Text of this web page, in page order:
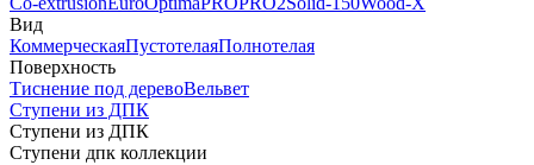
Вид
КоммерческаяПустотелаяПолнотелая
Поверхность
Тиснение под деревоВельвет
Ступени из ДПК
Ступени из ДПК
Ступени дпк коллекции